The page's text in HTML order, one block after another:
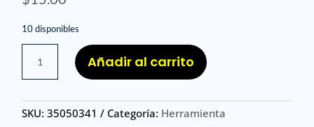
10 disponibles
CPU
2UUL
DA12
/
Añadir al carrito
SKU:35050341 Categoría: Herramienta